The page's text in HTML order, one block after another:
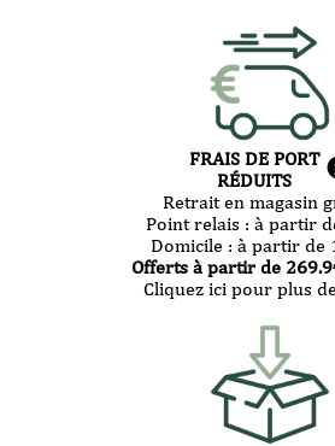
FRAIS DE PORT
RÉDUITS
Retrait en magasin
Point relais : à partir
Domicile : à partir de
Offerts à partir de 269.9
Cliquez ici pour plus